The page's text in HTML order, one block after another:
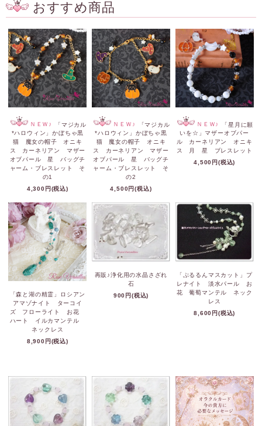
おすすめ商品
ＮＥＷ♪
「マジカル
*ハロウィン」かぼちゃ黒
猫 魔女の帽子 オニキ
ス カーネリアン マザー
オブパール 星 バッグチ
ャーム・ブレスレット そ
の1
4,300円(税込)
ＮＥＷ♪
「マジカル
*ハロウィン」かぼちゃ黒
猫 魔女の帽子 オニキ
ス カーネリアン マザー
オブパール 星 バッグチ
ャーム・ブレスレット そ
の2
4,500円(税込)
ＮＥＷ♪
「星月に願
いを☆」マザーオブパー
ル カーネリアン オニキ
ス 月 星 ブレスレット
4,500円(税込)
「森と湖の精霊」ロシアン
アマゾナイト ターコイ
ズ フローライト お花
ハート イルカマンテル
ネックレス
8,900円(税込)
再販♪浄化用の水晶さざれ
石
900円(税込)
「ぷるるんマスカット」プ
レナイト 淡水パール お
花 葡萄マンテル ネック
レス
8,600円(税込)